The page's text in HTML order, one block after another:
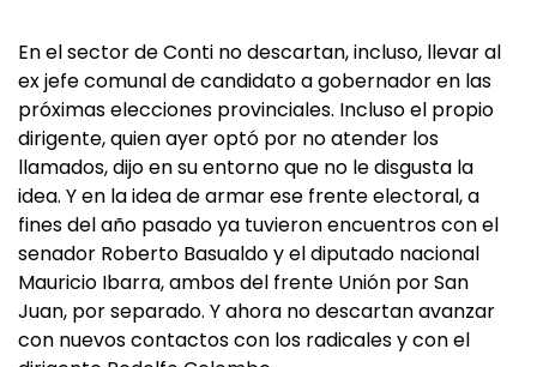
En el sector de Conti no descartan, incluso, llevar al
ex jefe comunal de candidato a gobernador en las
próximas elecciones provinciales. Incluso el propio
dirigente, quien ayer optó por no atender los
llamados, dijo en su entorno que no le disgusta la
idea. Y en la idea de armar ese frente electoral, a
fines del año pasado ya tuvieron encuentros con el
senador Roberto Basualdo y el diputado nacional
Mauricio Ibarra, ambos del frente Unión por San
Juan, por separado. Y ahora no descartan avanzar
con nuevos contactos con los radicales y con el